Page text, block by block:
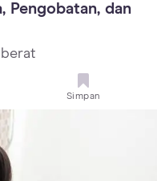
Pengobatan, dan
Simpan